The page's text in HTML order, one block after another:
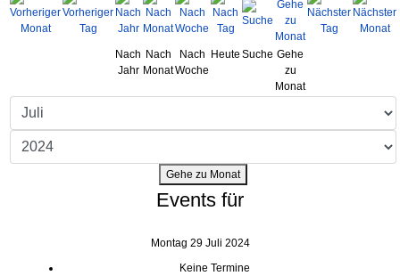
Nach
Jahr
Nach
Monat
Nach
Woche
Heute Suche Gehe
zu
Monat
Gehe zu Monat
Events für
Montag 29 Juli 2024
Keine Termine